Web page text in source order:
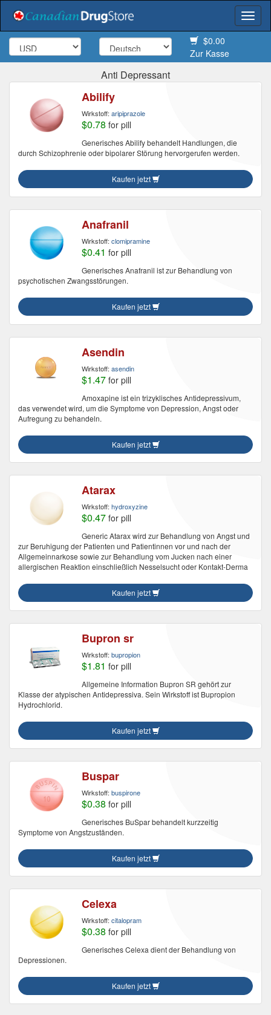
$0.00
Zur Kasse
Anti Depressant
Abilify
Wirkstoff: aripiprazole
$0.78 for pill
Generisches Abilify behandelt Handlungen, die
durch Schizophrenie oder bipolarer Störung hervorgerufen werden.
Kaufen jetzt
Anafranil
Wirkstoff: clomipramine
$0.41 for pill
Generisches Anafranil ist zur Behandlung von
psychotischen Zwangsstörungen.
Kaufen jetzt
Asendin
Wirkstoff: asendin
$1.47 for pill
Amoxapine ist ein trizyklisches Antidepressivum,
das verwendet wird, um die Symptome von Depression, Angst oder
Aufregung zu behandeln.
Kaufen jetzt
Atarax
Wirkstoff: hydroxyzine
$0.47 for pill
Generic Atarax wird zur Behandlung von Angst und
zur Beruhigung der Patienten und Patientinnen vor und nach der
Allgemeinnarkose sowie zur Behandlung vom Jucken nach einer
allergischen Reaktion einschließlich Nesselsucht oder Kontakt-Derma
Kaufen jetzt
Bupron sr
Wirkstoff: bupropion
$1.81 for pill
Allgemeine Information Bupron SR gehört zur
Klasse der atypischen Antidepressiva. Sein Wirkstoff ist Bupropion
Hydrochlorid.
Kaufen jetzt
Buspar
Wirkstoff: buspirone
$0.38 for pill
Generisches BuSpar behandelt kurzzeitig
Symptome von Angstzuständen.
Kaufen jetzt
Celexa
Wirkstoff: citalopram
$0.38 for pill
Generisches Celexa dient der Behandlung von
Depressionen.
Kaufen jetzt